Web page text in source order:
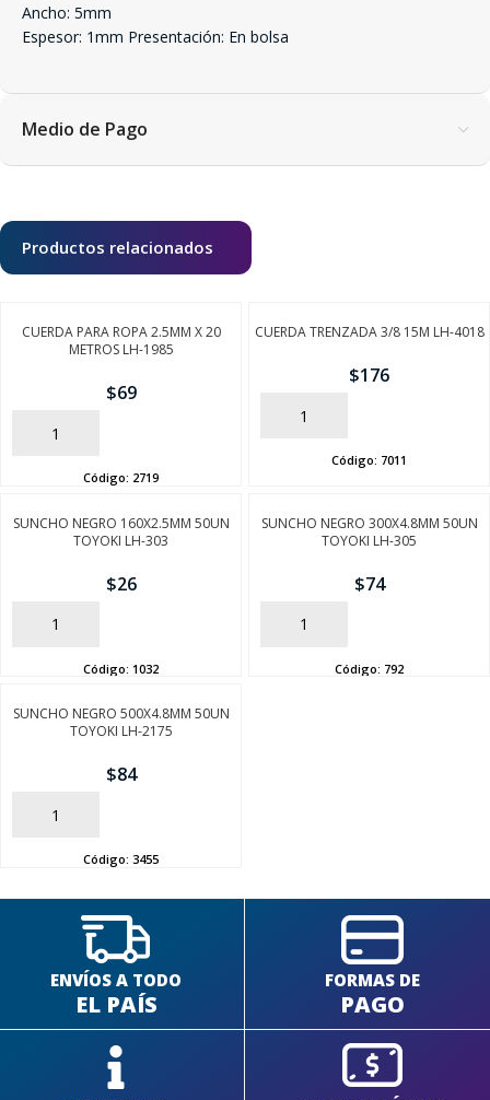
Ancho: 5mm
Espesor: 1mm Presentación: En bolsa
Medio de Pago
Productos relacionados
CUERDA PARA ROPA 2.5MM X 20
METROS LH-1985
$69
AÑADIR
Código: 2719
CUERDA TRENZADA 3/8 15M LH-4018
$176
AÑADIR
Código: 7011
SUNCHO NEGRO 160X2.5MM 50UN
TOYOKI LH-303
$26
AÑADIR
Código: 1032
SUNCHO NEGRO 300X4.8MM 50UN
TOYOKI LH-305
$74
AÑADIR
Código: 792
SUNCHO NEGRO 500X4.8MM 50UN
TOYOKI LH-2175
$84
AÑADIR
Código: 3455
ENVÍOS A TODO
EL PAÍS
FORMAS DE
PAGO